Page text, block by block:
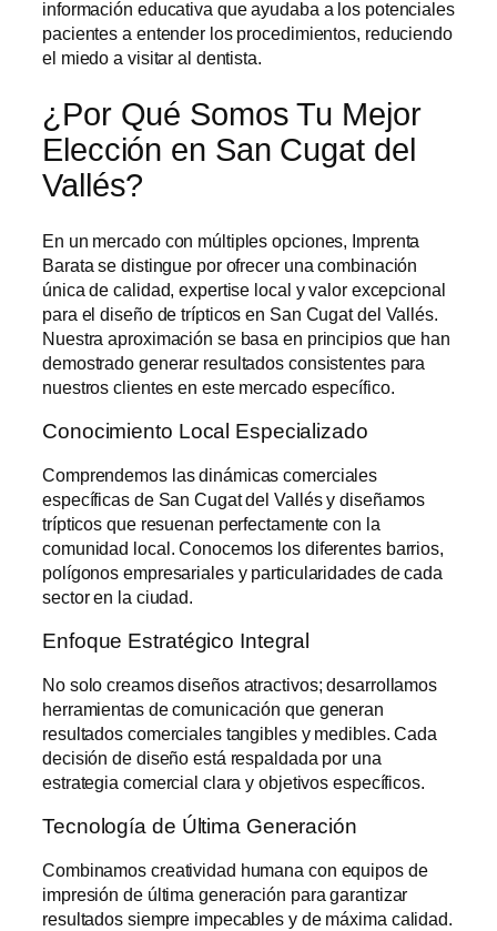
información educativa que ayudaba a los potenciales
pacientes a entender los procedimientos, reduciendo
el miedo a visitar al dentista.
¿Por Qué Somos Tu Mejor
Elección en San Cugat del
Vallés?
En un mercado con múltiples opciones, Imprenta
Barata se distingue por ofrecer una combinación
única de calidad, expertise local y valor excepcional
para eldiseño de trípticos en San Cugat del Vallés.
Nuestra aproximación se basa en principios que han
demostrado generar resultados consistentes para
nuestros clientes en este mercado específico.
Conocimiento Local Especializado
Comprendemos las dinámicas comerciales
específicas de San Cugat del Vallés y diseñamos
trípticos que resuenan perfectamente con la
comunidad local. Conocemos los diferentes barrios,
polígonos empresariales y particularidades de cada
sector en la ciudad.
Enfoque Estratégico Integral
No solo creamos diseños atractivos; desarrollamos
herramientas de comunicación que generan
resultados comerciales tangibles y medibles. Cada
decisión de diseño está respaldada por una
estrategia comercial clara y objetivos específicos.
Tecnología de Última Generación
Combinamos creatividad humana con equipos de
impresión de última generación para garantizar
resultados siempre impecables y de máxima calidad.